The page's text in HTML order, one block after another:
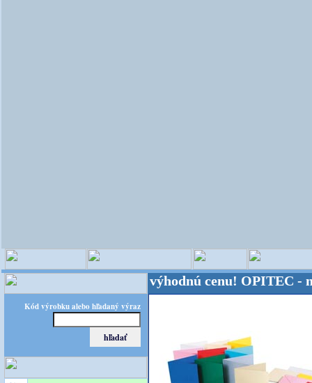
Kód výrobku alebo hľadaný výraz
- Kvalita za výhodnú cenu! OPITEC - majster